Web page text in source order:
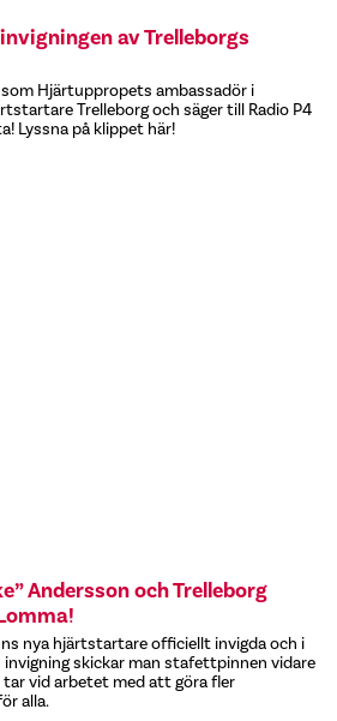
av Trelleborgs
Hjärtuppropets ambassadör i
Trelleborg och säger till Radio P4
Lyssna på klippet här!
Andersson och Trelleborg
nya hjärtstartare officiellt invigda och i
invigning skickar man stafettpinnen vidare
vid arbetet med att göra fler
alla.